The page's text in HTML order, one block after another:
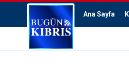
Ana Sayfa